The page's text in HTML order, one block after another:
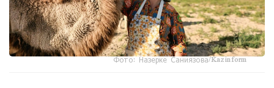
Фото: Назерке Саниязова/Kazinform